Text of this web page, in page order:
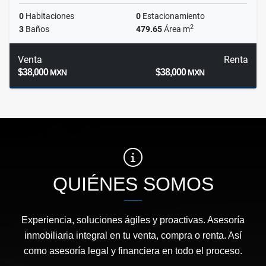
0 Habitaciones 0 Estacionamiento
3 Baños 479.65Área m2
Venta
$38,000MXN
Renta
$38,000MXN
QUIÉNES SOMOS
Experiencia, soluciones ágiles y proactivas. Asesoría
inmobiliaria integral en tu venta, compra o renta. Así
como asesoría legal y financiera en todo el proceso.